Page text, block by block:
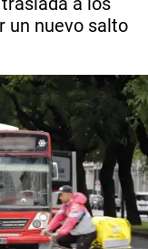
un nuevo salto